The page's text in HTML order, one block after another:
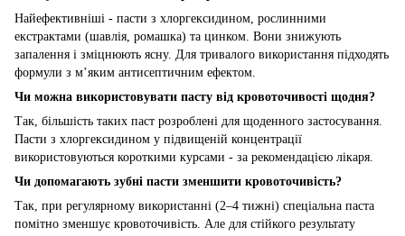
Найефективніші - пасти з хлоргексидином, рослинними
екстрактами (шавлія, ромашка) та цинком. Вони знижують
запалення і зміцнюють ясну. Для тривалого використання підходять
формули з мʼяким антисептичним ефектом.
Чи можна використовувати пасту від кровоточивості щодня?
Так, більшість таких паст розроблені для щоденного застосування.
Пасти з хлоргексидином у підвищеній концентрації
використовуються короткими курсами - за рекомендацією лікаря.
Чи допомагають зубні пасти зменшити кровоточивість?
Так, при регулярному використанні (2–4 тижні) спеціальна паста
помітно зменшує кровоточивість. Але для стійкого результату